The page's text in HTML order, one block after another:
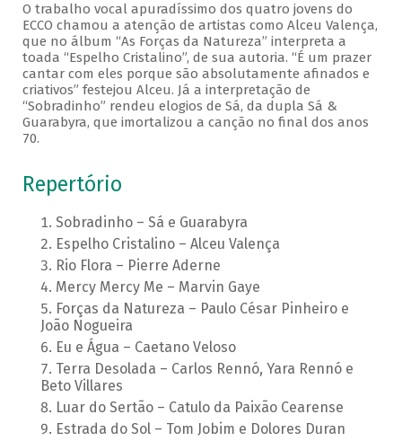
O trabalho vocal apuradíssimo dos quatro jovens do
ECCO chamou a atenção de artistas como Alceu Valença,
que no álbum “As Forças da Natureza” interpreta a
toada “Espelho Cristalino”, de sua autoria. “É um prazer
cantar com eles porque são absolutamente afinados e
criativos” festejou Alceu. Já a interpretação de
“Sobradinho” rendeu elogios de Sá, da dupla Sá &
Guarabyra, que imortalizou a canção no final dos anos
70.
Repertório
Sobradinho – Sá e Guarabyra
Espelho Cristalino – Alceu Valença
Rio Flora – Pierre Aderne
Mercy Mercy Me – Marvin Gaye
Forças da Natureza – Paulo César Pinheiro e
João Nogueira
Eu e Água – Caetano Veloso
Terra Desolada – Carlos Rennó, Yara Rennó e
Beto Villares
Luar do Sertão – Catulo da Paixão Cearense
Estrada do Sol – Tom Jobim e Dolores Duran